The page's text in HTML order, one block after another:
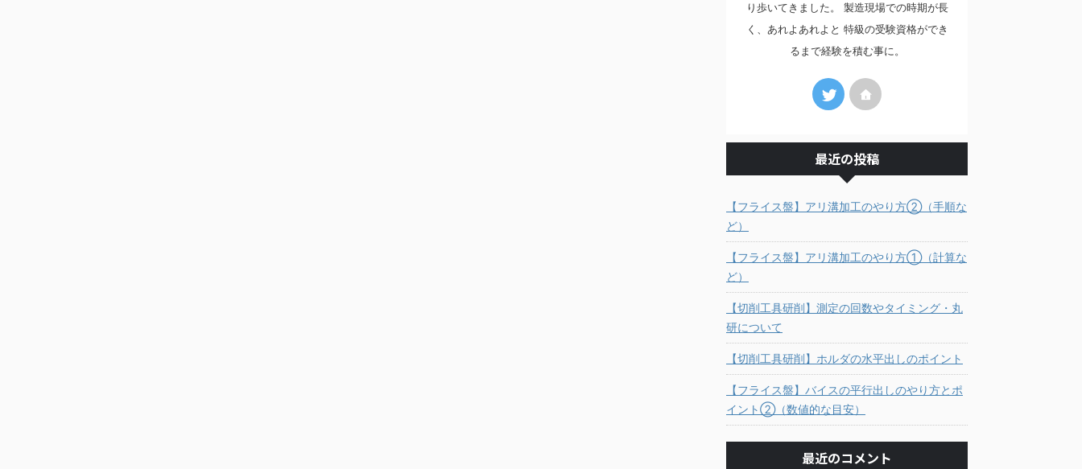
り歩いてきました。 製造現場での時期が長
く、あれよあれよと 特級の受験資格ができ
るまで経験を積む事に。
最近の投稿
【フライス盤】アリ溝加工のやり方②（手順な
ど）
【フライス盤】アリ溝加工のやり方①（計算な
ど）
【切削工具研削】測定の回数やタイミング・丸
研について
【切削工具研削】ホルダの水平出しのポイント
【フライス盤】バイスの平行出しのやり方とポ
イント②（数値的な目安）
最近のコメント